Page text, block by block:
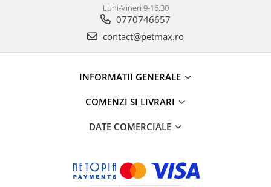
Luni-Vineri 9-16:30
0770746657
contact@petmax.ro
INFORMATII GENERALE
COMENZI SI LIVRARI
DATE COMERCIALE